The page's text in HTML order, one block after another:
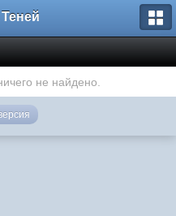
не найдено.